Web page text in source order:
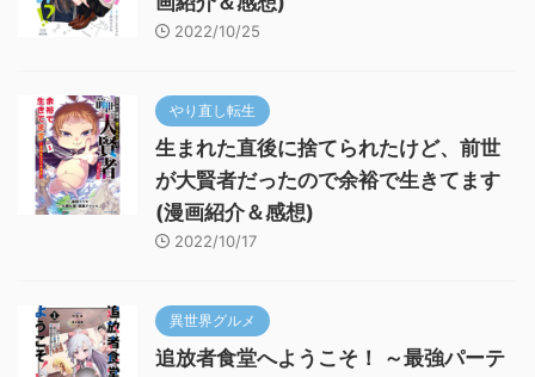
2022/10/25
やり直し転生
生まれた直後に捨てられたけど、前世
が大賢者だったので余裕で生きてます
(漫画紹介＆感想)
2022/10/17
異世界グルメ
追放者食堂へようこそ！ ～最強パーテ